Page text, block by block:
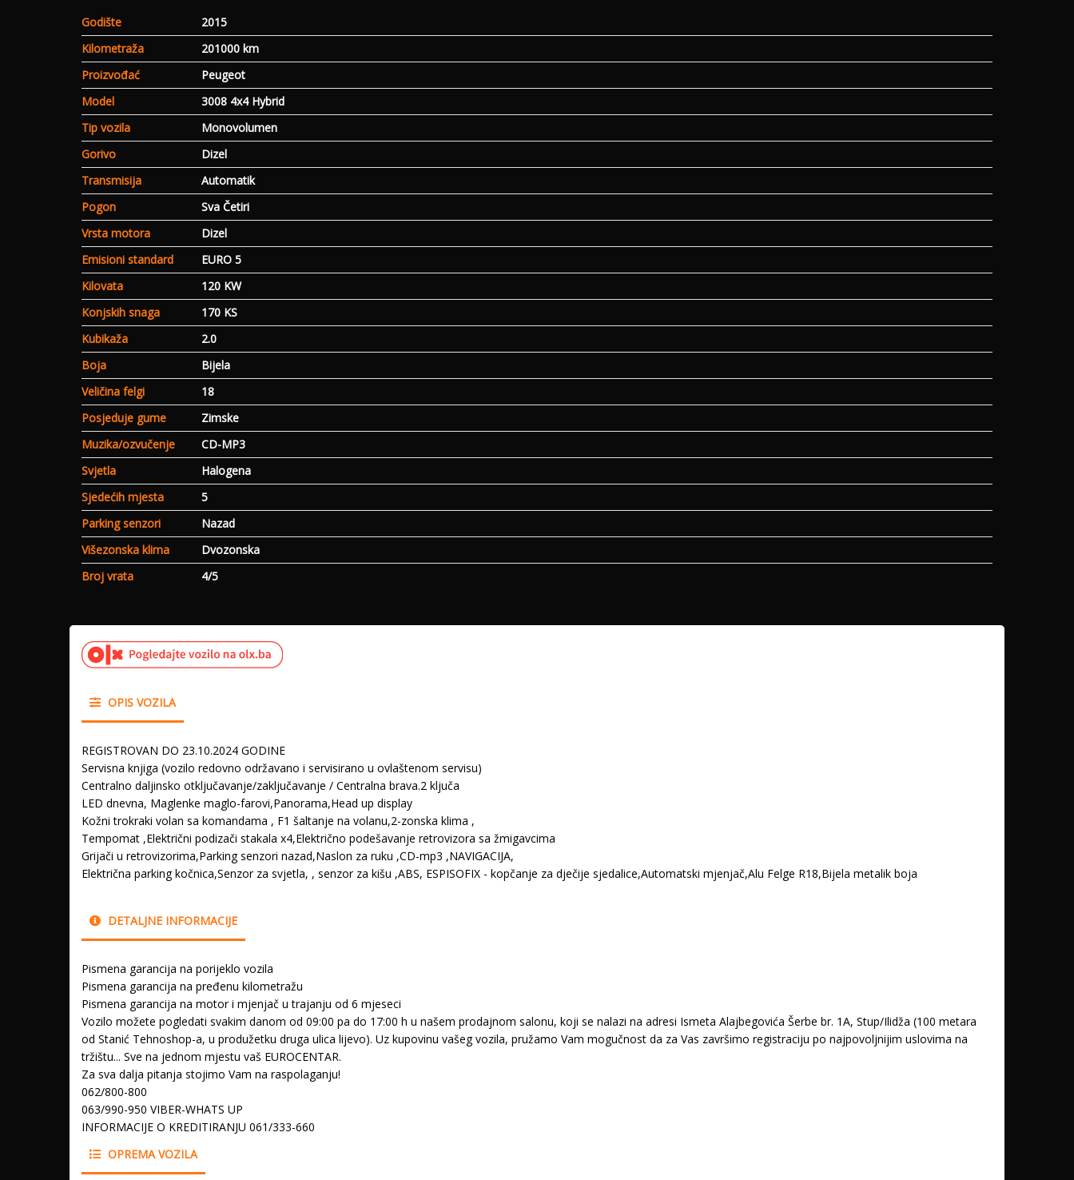
Godište
2015
Kilometraža
201000 km
Proizvođać
Peugeot
Model
3008 4x4 Hybrid
Tip vozila
Monovolumen
Gorivo
Dizel
Transmisija
Automatik
Pogon
Sva Četiri
Vrsta motora
Dizel
Emisioni standard
EURO 5
Kilovata
120 KW
Konjskih snaga
170 KS
Kubikaža
2.0
Boja
Bijela
Veličina felgi
18
Posjeduje gume
Zimske
Muzika/ozvučenje
CD-MP3
Svjetla
Halogena
Sjedećih mjesta
5
Parking senzori
Nazad
Višezonska klima
Dvozonska
Broj vrata
4/5
OPIS VOZILA
REGISTROVAN DO 23.10.2024 GODINE
Servisna knjiga (vozilo redovno održavano i servisirano u ovlaštenom servisu)
Centralno daljinsko otključavanje/zaključavanje / Centralna brava.2 ključa
LED dnevna, Maglenke maglo-farovi,Panorama,Head up display
Kožni trokraki volan sa komandama , F1 šaltanje na volanu,2-zonska klima ,
Tempomat ,Električni podizači stakala x4,Električno podešavanje retrovizora sa žmigavcima
Grijači u retrovizorima,Parking senzori nazad,Naslon za ruku ,CD-mp3 ,NAVIGACIJA,
Električna parking kočnica,Senzor za svjetla, , senzor za kišu ,ABS, ESPISOFIX - kopčanje za dječije sjedalice,Automatski mjenjač,Alu Felge R18,Bijela metalik boja
DETALJNE INFORMACIJE
Pismena garancija na porijeklo vozila
Pismena garancija na pređenu kilometražu
Pismena garancija na motor i mjenjač u trajanju od 6 mjeseci
Vozilo možete pogledati svakim danom od 09:00 pa do 17:00 h u našem prodajnom salonu, koji se nalazi na adresi Ismeta Alajbegovića Šerbe br. 1A, Stup/Ilidža (100 metara
od Stanić Tehnoshop-a, u produžetku druga ulica lijevo). Uz kupovinu vašeg vozila, pružamo Vam mogučnost da za Vas završimo registraciju po najpovoljnijim uslovima na
tržištu... Sve na jednom mjestu vaš EUROCENTAR.
Za sva dalja pitanja stojimo Vam na raspolaganju!
062/800-800
063/990-950 VIBER-WHATS UP
INFORMACIJE O KREDITIRANJU 061/333-660
OPREMA VOZILA